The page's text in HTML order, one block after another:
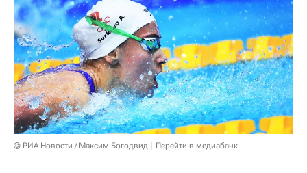
© РИА Новости / Максим Богодвид Перейти в медиабанк